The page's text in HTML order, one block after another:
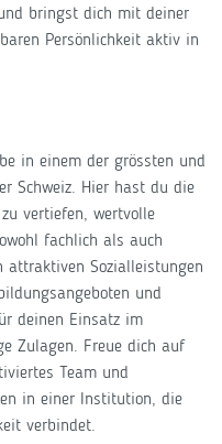
bringst dich mit deiner
Persönlichkeit aktiv in
in einem der grössten und
Schweiz. Hier hast du die
vertiefen, wertvolle
fachlich als auch
attraktiven Sozialleistungen
und
deinen Einsatz im
Zulagen. Freue dich auf
Team und
in einer Institution, die
verbindet.